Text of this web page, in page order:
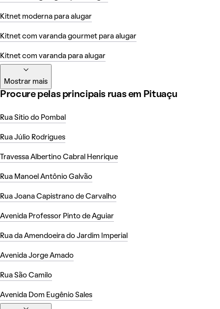
Kitnet moderna para alugar
Kitnet com varanda gourmet para alugar
Kitnet com varanda para alugar
Mostrar mais
Procure pelas principais ruas em Pituaçu
Rua Sítio do Pombal
Rua Júlio Rodrigues
Travessa Albertino Cabral Henrique
Rua Manoel Antônio Galvão
Rua Joana Capistrano de Carvalho
Avenida Professor Pinto de Aguiar
Rua da Amendoeira do Jardim Imperial
Avenida Jorge Amado
Rua São Camilo
Avenida Dom Eugênio Sales